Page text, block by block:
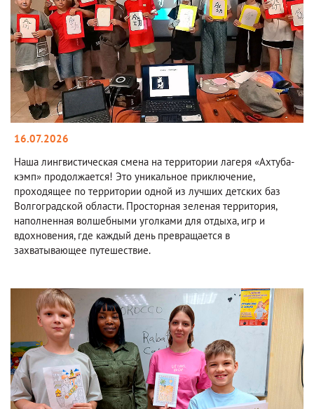
16.07.2026
Наша лингвистическая смена на территории лагеря «Ахтуба-
кэмп» продолжается! Это уникальное приключение,
проходящее по территории одной из лучших детских баз
Волгоградской области. Просторная зеленая территория,
наполненная волшебными уголками для отдыха, игр и
вдохновения, где каждый день превращается в
захватывающее путешествие.